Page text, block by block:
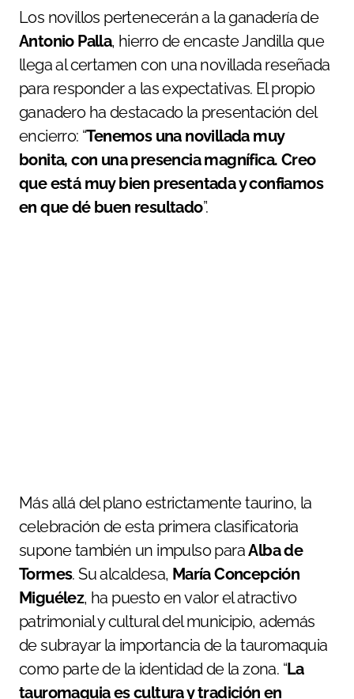
Los novillos pertenecerán a la ganadería de
Antonio Palla, hierro de encaste Jandilla que
llega al certamen con una novillada reseñada
para responder a las expectativas. El propio
ganadero ha destacado la presentación del
encierro: “Tenemos una novillada muy
bonita, con una presencia magnífica. Creo
que está muy bien presentada y confiamos
en que dé buen resultado”.
Más allá del plano estrictamente taurino, la
celebración de esta primera clasificatoria
supone también un impulso paraAlba de
Tormes. Su alcaldesa, María Concepción
Miguélez, ha puesto en valor el atractivo
patrimonial y cultural del municipio, además
de subrayar la importancia de la tauromaquia
como parte de la identidad de la zona. “La
tauromaquia es cultura y tradición en